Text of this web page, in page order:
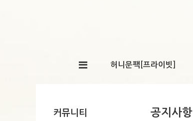
허니문팩[프라이빗]
커뮤니티 공지사항